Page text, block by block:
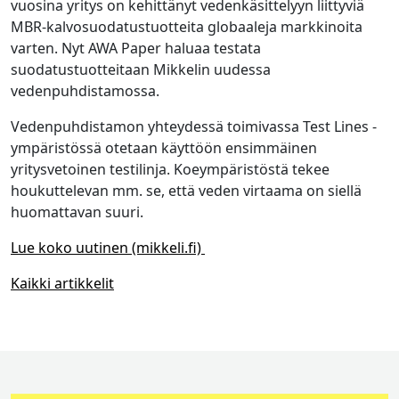
vuosina yritys on kehittänyt vedenkäsittelyyn liittyviä
MBR-kalvosuodatustuotteita globaaleja markkinoita
varten. Nyt AWA Paper haluaa testata
suodatustuotteitaan Mikkelin uudessa
vedenpuhdistamossa.
Vedenpuhdistamon yhteydessä toimivassa Test Lines -
ympäristössä otetaan käyttöön ensimmäinen
yritysvetoinen testilinja. Koeympäristöstä tekee
houkuttelevan mm. se, että veden virtaama on siellä
huomattavan suuri.
Lue koko uutinen (mikkeli.fi)
Kaikki artikkelit